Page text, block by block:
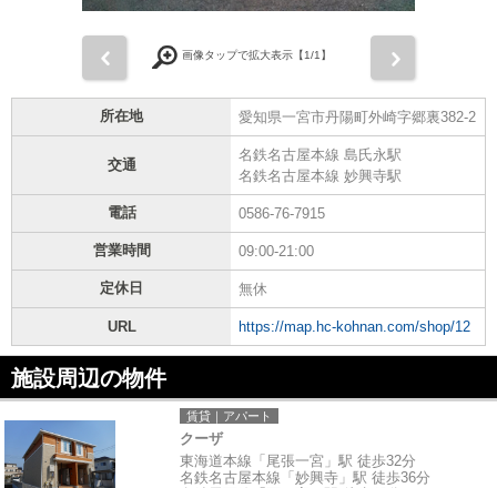
画像タップで拡大表示【1/1】
所在地 愛知県一宮市丹陽町外崎字郷裏382-2
交通
名鉄名古屋本線 島氏永駅
名鉄名古屋本線 妙興寺駅
電話 0586-76-7915
営業時間 09:00-21:00
定休日 無休
URL https://map.hc-kohnan.com/shop/12
施設周辺の物件
賃貸｜アパート
クーザ
東海道本線「尾張一宮」駅 徒歩32分
名鉄名古屋本線「妙興寺」駅 徒歩36分